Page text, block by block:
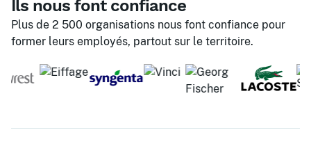
Ils nous font confiance
Plus de 2 500 organisations nous font confiance pour
former leurs employés, partout sur le territoire.